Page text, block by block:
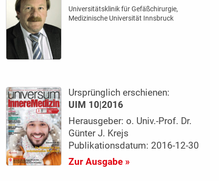
Universitätsklinik für Gefäßchirurgie,
Medizinische Universität Innsbruck
Ursprünglich erschienen:
UIM 10|2016
Herausgeber: o. Univ.-Prof. Dr.
Günter J. Krejs
Publikationsdatum: 2016-12-30
Zur Ausgabe »